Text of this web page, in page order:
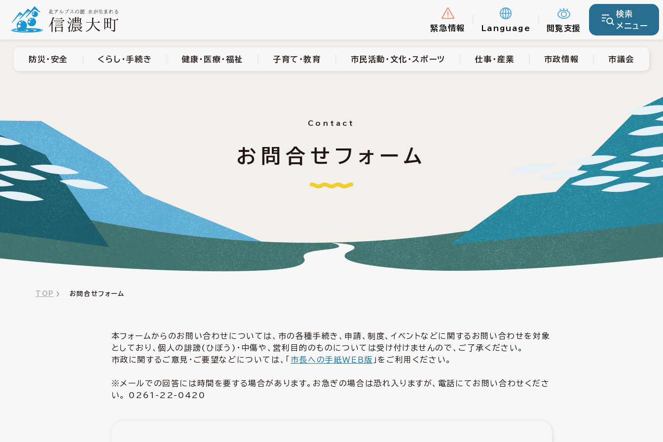
緊急情報 Language 閲覧支援
検索
メニュー
市民活動・文化・スポーツ 市政情報 市議会
防災・安全 くらし・手続き 健康・医療・福祉 子育て・教育 市民活動・文化・スポーツ 仕事・産業 市政情報 市議会
Contact
お問合せフォーム
TOP お問合せフォーム
本フォームからのお問い合わせについては、市の各種手続き、申請、制度、イベントなどに関するお問い合わせを対象
としており、個人の誹謗(ひぼう)・中傷や、営利目的のものについては受け付けませんので、ご了承ください。
市政に関するご意見・ご要望などについては、「 市長への手紙ＷＥＢ版 」をご利用ください。
※メールでの回答には時間を要する場合があります。お急ぎの場合は恐れ入りますが、電話にてお問い合わせくださ
い。 0261-22-0420